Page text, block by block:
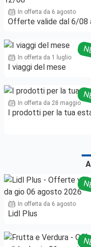
In offerta da 6 agosto
Offerte valide dal 6/08
In offerta da 1 luglio
I viaggi del mese
In offerta da 28 maggio
I prodotti per la tua
In offerta da 6 agosto
Lidl Plus